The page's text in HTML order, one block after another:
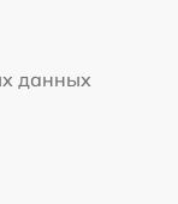
данных